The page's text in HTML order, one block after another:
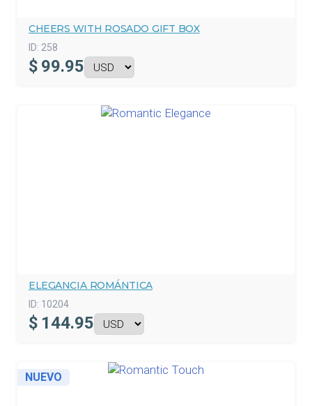
CHEERS WITH ROSADO GIFT BOX
ID: 258
$ 99.95
ELEGANCIA ROMÁNTICA
ID: 10204
$ 144.95
NUEVO